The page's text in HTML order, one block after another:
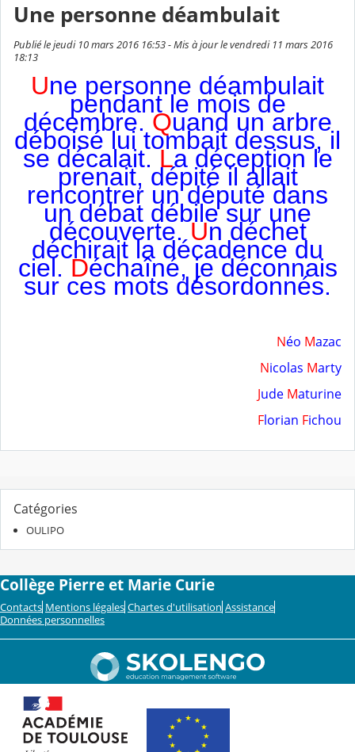
Une personne déambulait
Publié le jeudi 10 mars 2016 16:53 - Mis à jour le vendredi 11 mars 2016
18:13
Une personne déambulait
pendant le mois de
décembre.Quand un arbre
déboisé lui tombait dessus, il
se décalait.La déception le
prenait, dépité il allait
rencontrer un député dans
un débat débile sur une
découverte.Un déchet
déchirait la décadence du
ciel.Déchaîné, je déconnais
sur ces mots désordonnés.
Néo Mazac
Nicolas Marty
Jude Maturine
Florian Fichou
Catégories
OULIPO
Collège Pierre et Marie Curie
Contacts Mentions légales Chartes d'utilisation Assistance
Données personnelles